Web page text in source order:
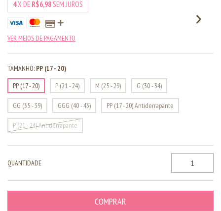
4X DE R$6,98SEM JUROS
VER MEIOS DE PAGAMENTO
TAMANHO: PP (17 - 20)
PP (17 - 20)
P (21 - 24) M (25 - 29) G (30 - 34)
GG (35 - 39) GGG (40 - 43) PP (17 - 20) Antiderrapante
P (21 - 24) Antiderrapante
QUANTIDADE